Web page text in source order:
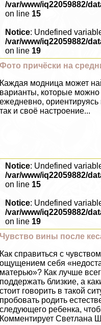
/var/www/iq22059882/
on line 15
Notice: Undefined
/var/www/iq22059882/
on line 19
Фото причёски на
Каждая модница может
варианты, которые можно
ежедневно,
так и своё настроение...
Notice: Undefined
/var/www/iq22059882/
on line 15
Notice: Undefined
/var/www/iq22059882/
on line 19
Чувство вины после
Как справиться с
ощущением себя
матерью»? Как лучше
поддержать близкие, а
стоит говорить в такой
пробовать родить
следующего ребенка,
Комментирует Светлана